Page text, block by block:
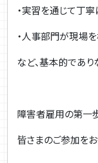
・実習を通じて丁
・人事部門が現場
など、基本的であり
障害者雇用の第一
皆さまのご参加をお